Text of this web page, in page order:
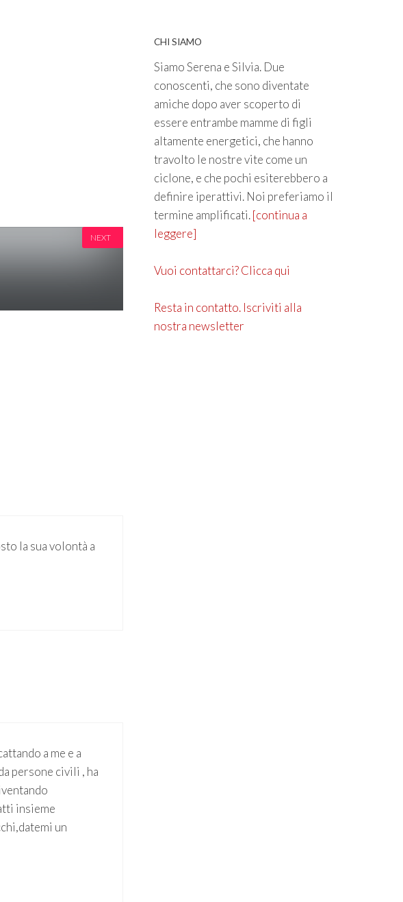
NEXT
la sua volontà a
a me e a
persone civili , ha
insieme
un
CHI SIAMO
Siamo Serena e Silvia. Due
conoscenti, che sono diventate
amiche dopo aver scoperto di
essere entrambe mamme di figli
altamente energetici, che hanno
travolto le nostre vite come un
ciclone, e che pochi esiterebbero a
definire iperattivi. Noi preferiamo il
termine amplificati.[continua a
leggere]
Vuoi contattarci? Clicca qui
Resta in contatto. Iscriviti alla
nostra newsletter